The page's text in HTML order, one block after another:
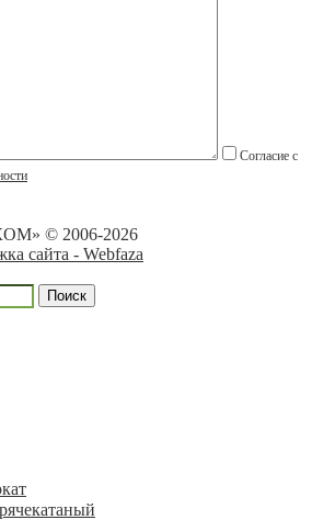
Согласие с
© 2006-2026
сайта - Webfaza
Поиск